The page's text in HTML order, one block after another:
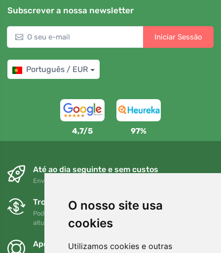
O nosso site usa
cookies
Utilizamos cookies e outras
Subscrever a nossa newsletter
Iniciar Sessão
Português / EUR
4,7/5 97%
Até ao dia seguinte e sem custos
Envio gratuito para encomendas superiores a 80 EUR
Trocas e devoluções gratuitas
Pode devolver ou trocar a sua encomenda em qualquer
altura no prazo de 90 dias
Apoiamos a Trees.org